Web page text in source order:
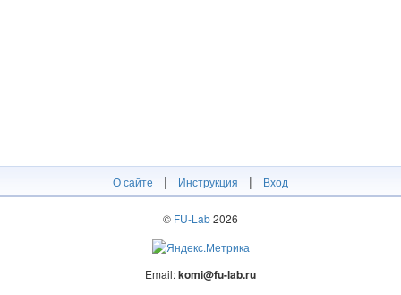
О сайте | Инструкция | Вход
© FU-Lab2026
Email:komi@fu-lab.ru